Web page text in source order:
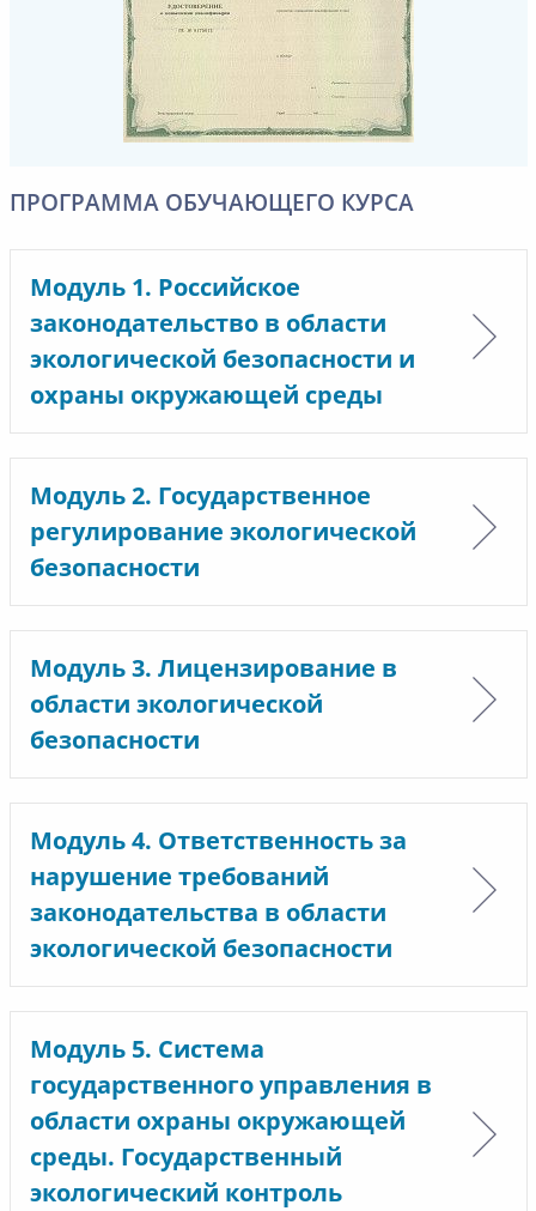
ПРОГРАММА ОБУЧАЮЩЕГО КУРСА
Модуль 1. Российское
законодательство в области
экологической безопасности и
охраны окружающей среды
Модуль 2. Государственное
регулирование экологической
безопасности
Модуль 3. Лицензирование в
области экологической
безопасности
Модуль 4. Ответственность за
нарушение требований
законодательства в области
экологической безопасности
Модуль 5. Система
государственного управления в
области охраны окружающей
среды. Государственный
экологический контроль